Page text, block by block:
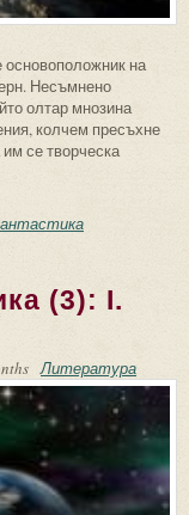
основоположник на
Несъмнено
олтар мнозина
колчем пресъхне
се творческа
фантастика (2):
(3): I.
Литература